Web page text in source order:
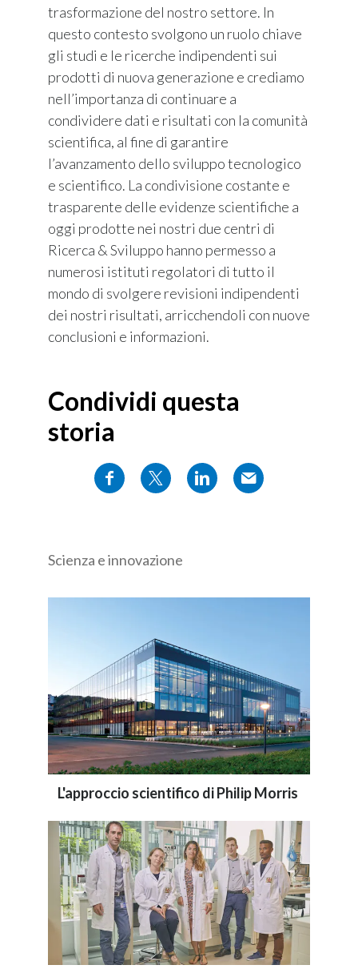
trasformazione del nostro settore. In
questo contesto svolgono un ruolo chiave
gli studi e le ricerche indipendenti sui
prodotti di nuova generazione e crediamo
nell’importanza di continuare a
condividere dati e risultati con la comunità
scientifica, al fine di garantire
l’avanzamento dello sviluppo tecnologico
e scientifico. La condivisione costante e
trasparente delle evidenze scientifiche a
oggi prodotte nei nostri due centri di
Ricerca & Sviluppo hanno permesso a
numerosi istituti regolatori di tutto il
mondo di svolgere revisioni indipendenti
dei nostri risultati, arricchendoli con nuove
conclusioni e informazioni.
Condividi questa
storia
Scienza e innovazione
L'approccio scientifico di Philip Morris